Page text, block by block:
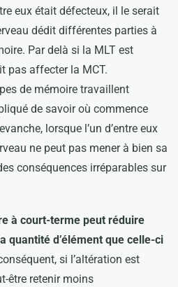
eux était défecteux, il le serait
dédit différentes parties à
Par delà si la MLT est
pas affecter la MCT.
de mémoire travaillent
de savoir où commence
lorsque l’un d’entre eux
ne peut pas mener à bien sa
conséquences irréparables sur
à court-terme peut réduire
quantité d’élément que celle-ci
si l’altération est
être retenir moins